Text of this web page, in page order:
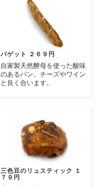
バゲット ２６９円
自家製天然酵母を使った酸味
のあるパン。チーズやワイン
と良く合います。
三色豆のリュスティック １
７９円